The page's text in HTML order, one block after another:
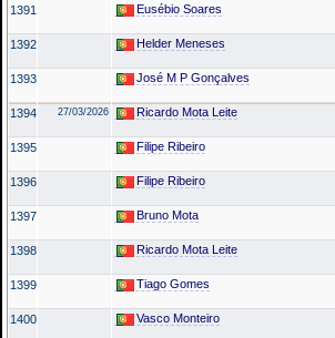
1391 Eusébio Soares
1392 Helder Meneses
1393 José M P Gonçalves
1394 27/03/2026 Ricardo Mota Leite
1395 Filipe Ribeiro
1396 Filipe Ribeiro
1397 Bruno Mota
1398 Ricardo Mota Leite
1399 Tiago Gomes
1400 Vasco Monteiro